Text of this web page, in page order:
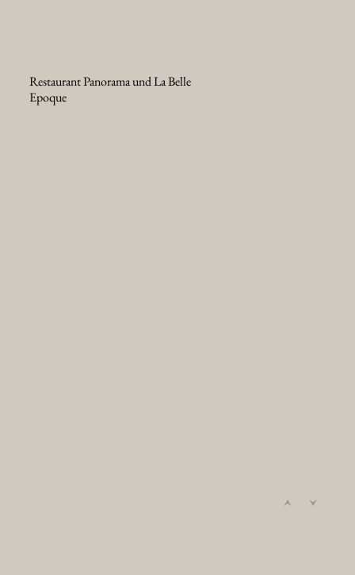
Restaurant Panorama und La Belle
Epoque